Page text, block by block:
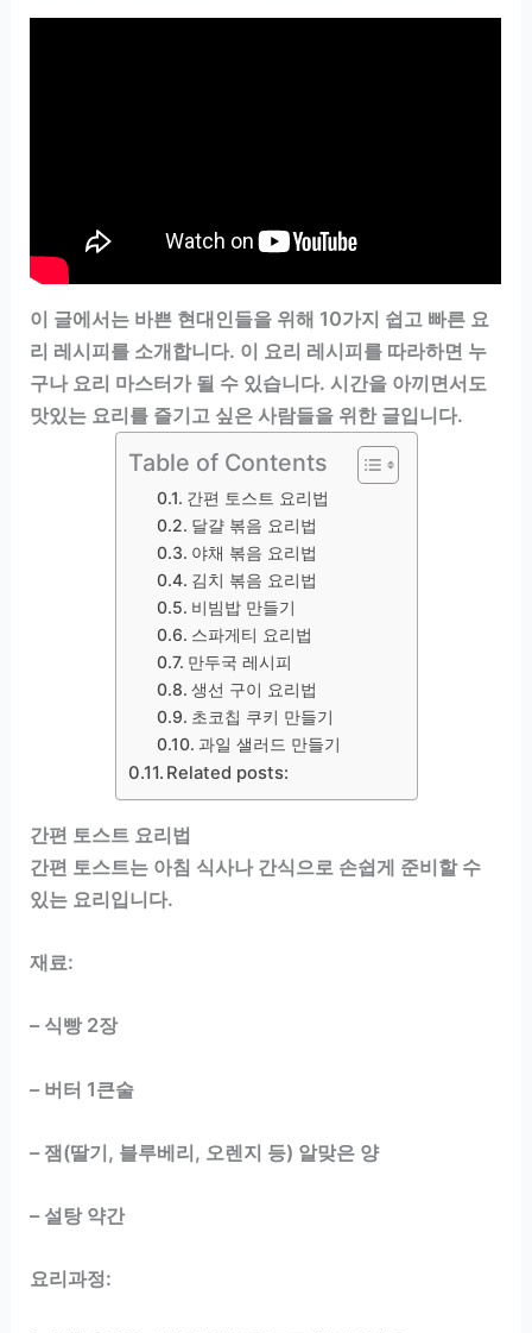
이 글에서는 바쁜 현대인들을 위해 10가지 쉽고 빠른 요
리 레시피를 소개합니다. 이 요리 레시피를 따라하면 누
구나 요리 마스터가 될 수 있습니다. 시간을 아끼면서도
맛있는 요리를 즐기고 싶은 사람들을 위한 글입니다.
Table of Contents
간편 토스트 요리법
달걀 볶음 요리법
야채 볶음 요리법
김치 볶음 요리법
비빔밥 만들기
스파게티 요리법
만두국 레시피
생선 구이 요리법
초코칩 쿠키 만들기
과일 샐러드 만들기
Related posts:
간편 토스트 요리법
간편 토스트는 아침 식사나 간식으로 손쉽게 준비할 수
있는 요리입니다.
재료:
– 식빵 2장
– 버터 1큰술
– 잼(딸기, 블루베리, 오렌지 등) 알맞은 양
– 설탕 약간
요리과정: